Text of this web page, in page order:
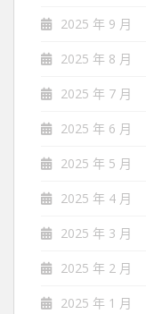
2025 年 9 月
2025 年 8 月
2025 年 7 月
2025 年 6 月
2025 年 5 月
2025 年 4 月
2025 年 3 月
2025 年 2 月
2025 年 1 月